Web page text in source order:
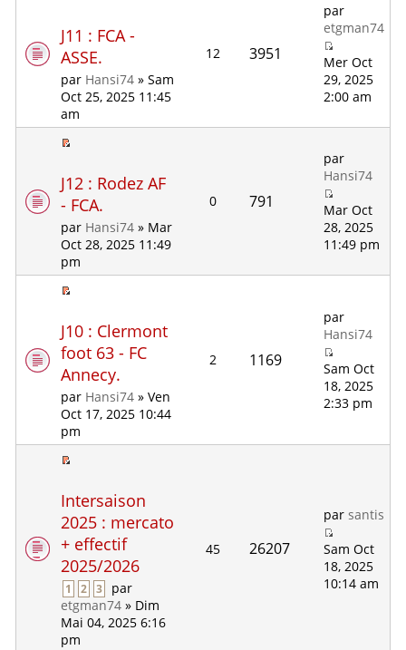
J11 : FCA -
ASSE.
par Hansi74 » Sam
Oct 25, 2025 11:45
am
12 3951
par
etgman74
Mer Oct
29, 2025
2:00 am
J12 : Rodez AF
- FCA.
par Hansi74 » Mar
Oct 28, 2025 11:49
pm
0 791
par
Hansi74
Mar Oct
28, 2025
11:49 pm
J10 : Clermont
foot 63 - FC
Annecy.
par Hansi74 » Ven
Oct 17, 2025 10:44
pm
2 1169
par
Hansi74
Sam Oct
18, 2025
2:33 pm
Intersaison
2025 : mercato
+ effectif
2025/2026
1 2 3
par
etgman74 » Dim
Mai 04, 2025 6:16
pm
45 26207
parsantis
Sam Oct
18, 2025
10:14 am